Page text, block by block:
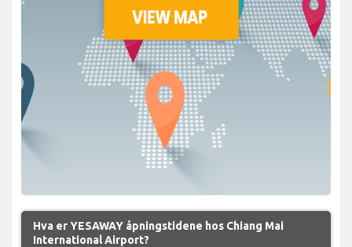
Hva er YESAWAY åpningstidene hos Chiang Mai
International Airport?